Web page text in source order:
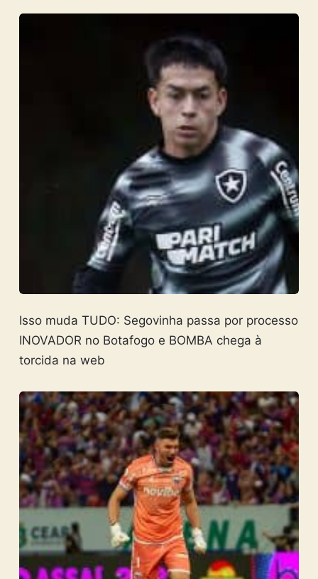
Isso muda TUDO: Segovinha passa por processo
INOVADOR no Botafogo e BOMBA chega à
torcida na web